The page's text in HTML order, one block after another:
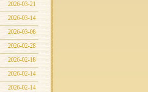
2026-03-21
2026-03-14
2026-03-08
2026-02-28
2026-02-18
2026-02-14
2026-02-14